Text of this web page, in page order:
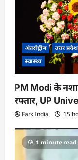
अंतर्राष्ट्रीय उत्तर प्रदेश
स्वास्थ्य
PM Modi के
रफ्तार, UP
Fark India 15
1 minute read